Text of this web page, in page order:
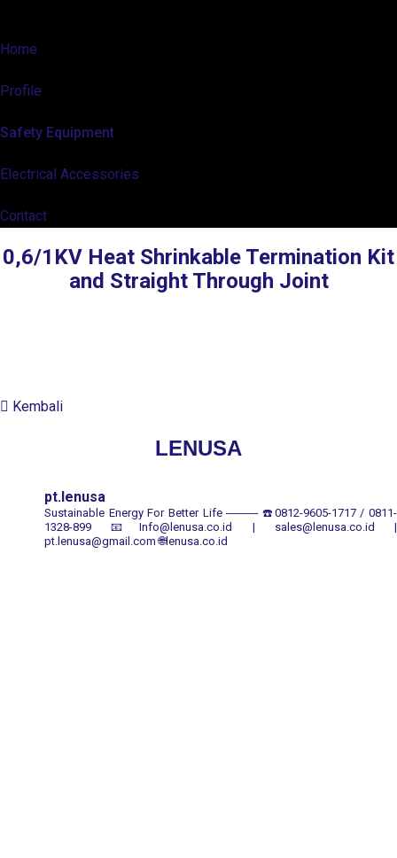
Home
Profile
Safety Equipment
Electrical Accessories
Contact
0,6/1KV Heat Shrinkable Termination Kit
and Straight Through Joint
Kembali
LENUSA
pt.lenusa
Sustainable Energy For Better Life────☎️0812-9605-1717 / 0811-
1328-899 📧Info@lenusa.co.id | sales@lenusa.co.id |
pt.lenusa@gmail.com 🌐lenusa.co.id